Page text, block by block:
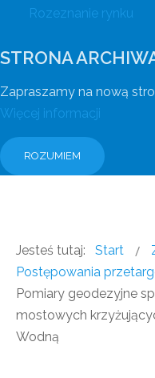
Rozeznanie rynku
STRONA
Zapraszamy na nową
Więcej informacji
ROZUMIEM
Jesteś tutaj: Start
Postępowania
Pomiary geodezyjne
mostowych
Wodną